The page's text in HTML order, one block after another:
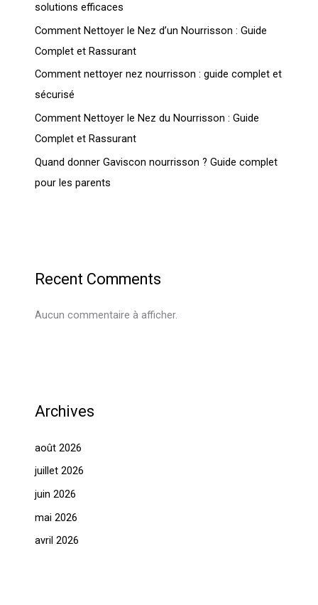
solutions efficaces
Comment Nettoyer le Nez d’un Nourrisson : Guide
Complet et Rassurant
Comment nettoyer nez nourrisson : guide complet et
sécurisé
Comment Nettoyer le Nez du Nourrisson : Guide
Complet et Rassurant
Quand donner Gaviscon nourrisson ? Guide complet
pour les parents
Recent Comments
Aucun commentaire à afficher.
Archives
août 2026
juillet 2026
juin 2026
mai 2026
avril 2026